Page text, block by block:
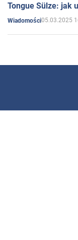
Tongue Sülze: jak
Wiadomości05.03.2025